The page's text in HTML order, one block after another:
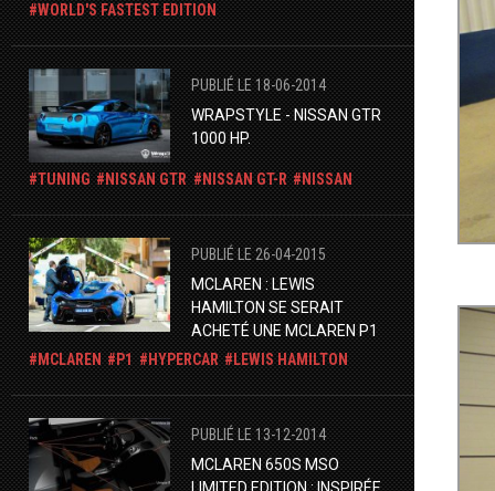
WORLD'S FASTEST EDITION
PUBLIÉ LE 18-06-2014
WRAPSTYLE - NISSAN GTR
1000 HP.
TUNING NISSAN GTR NISSAN GT-R NISSAN
PUBLIÉ LE 26-04-2015
MCLAREN : LEWIS
HAMILTON SE SERAIT
ACHETÉ UNE MCLAREN P1
MCLAREN
P1 HYPERCAR LEWIS HAMILTON
PUBLIÉ LE 13-12-2014
MCLAREN 650S MSO